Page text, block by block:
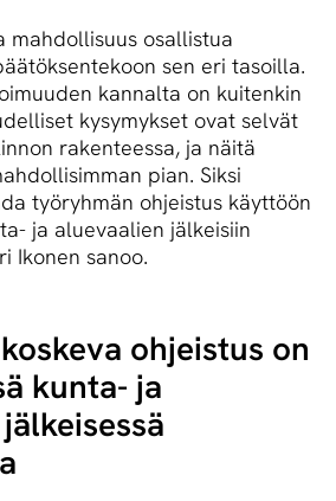
mahdollisuus osallistua
sen eri tasoilla.
kannalta on kuitenkin
kysymykset ovat selvät
rakenteessa, ja näitä
pian. Siksi
työryhmän ohjeistus käyttöön
ja aluevaalien jälkeisiin
Ikonen sanoo.
ohjeistus on
kunta- ja